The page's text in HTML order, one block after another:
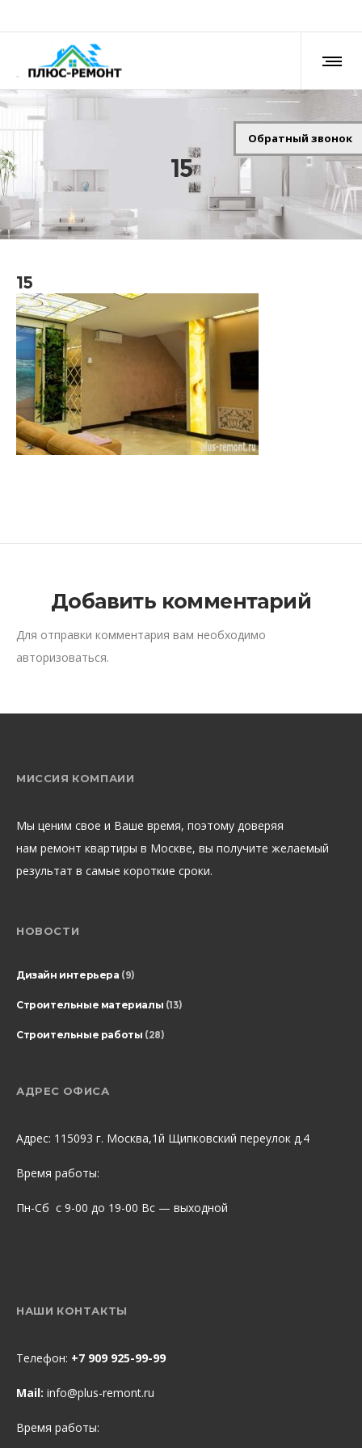
15
15
Добавить комментарий
Для отправки комментария вам необходимо
авторизоваться.
МИССИЯ КОМПАИИ
Мы ценим свое и Ваше время, поэтому доверяя
нам ремонт квартиры в Москве, вы получите желаемый
результат в самые короткие сроки.
НОВОСТИ
Дизайн интерьера (9)
Строительные материалы (13)
Строительные работы (28)
АДРЕС ОФИСА
Адрес: 115093 г. Москва,1й Щипковский переулок д.4
Время работы:
Пн-Сб с 9-00 до 19-00 Вс — выходной
НАШИ КОНТАКТЫ
Телефон: +7 909 925-99-99
Mail: info@plus-remont.ru
Время работы:
Обратный звонок